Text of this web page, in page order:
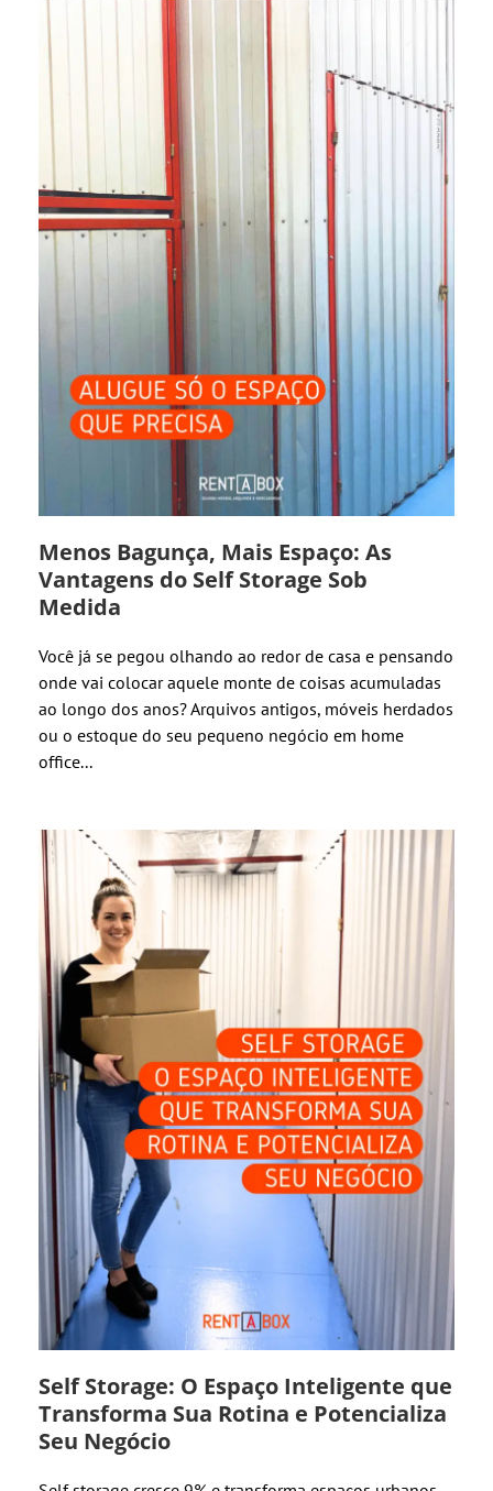
Menos Bagunça, Mais Espaço: As
Vantagens do Self Storage Sob
Medida
Você já se pegou olhando ao redor de casa e pensando
onde vai colocar aquele monte de coisas acumuladas
ao longo dos anos? Arquivos antigos, móveis herdados
ou o estoque do seu pequeno negócio em home
office...
Self Storage: O Espaço Inteligente que
Transforma Sua Rotina e Potencializa
Seu Negócio